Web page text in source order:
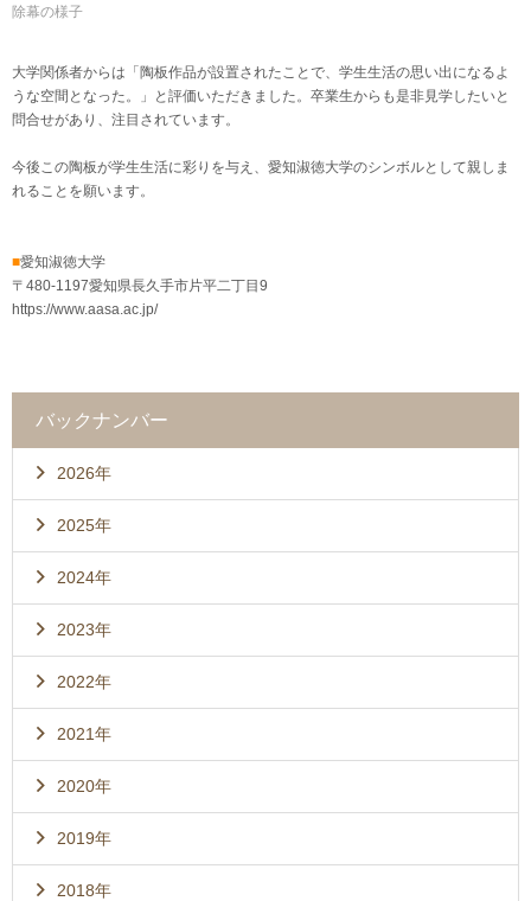
除幕の様子
大学関係者からは「陶板作品が設置されたことで、学生生活の思い出になるよ
うな空間となった。」と評価いただきました。卒業生からも是非見学したいと
問合せがあり、注目されています。
今後この陶板が学生生活に彩りを与え、愛知淑徳大学のシンボルとして親しま
れることを願います。
■愛知淑徳大学
〒480-1197愛知県長久手市片平二丁目9
https://www.aasa.ac.jp/
バックナンバー
2026年
2025年
2024年
2023年
2022年
2021年
2020年
2019年
2018年